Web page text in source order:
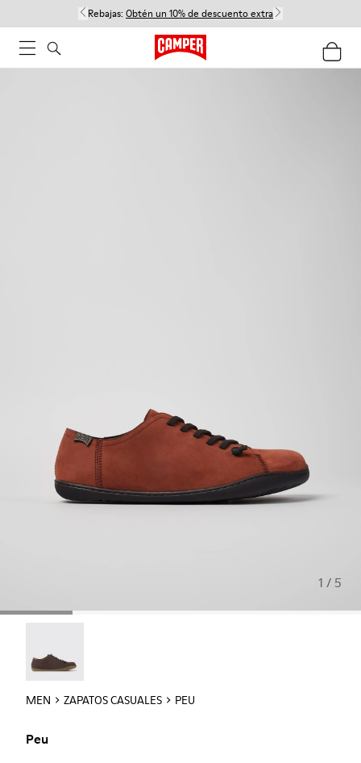
Rebajas: Obtén un 10% de descuento extra
1 / 5
MEN ZAPATOS CASUALES PEU
Peu